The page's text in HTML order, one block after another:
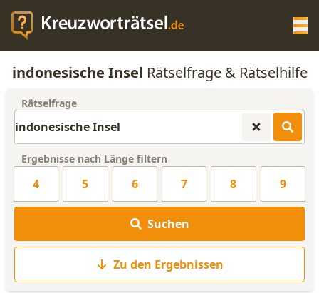
KREUZWORTRÄTSEL-HILFE
WORTLISTE
indonesische Insel Rätselfrage & Rätselhilfe
Rätselfrage
Ergebnisse nach Länge filtern
4 5 6 7 8 9
Suchen
Zu den Ergebnissen